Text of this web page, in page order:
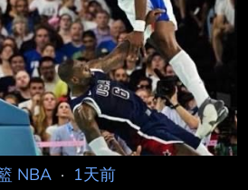
NBA · 1天前